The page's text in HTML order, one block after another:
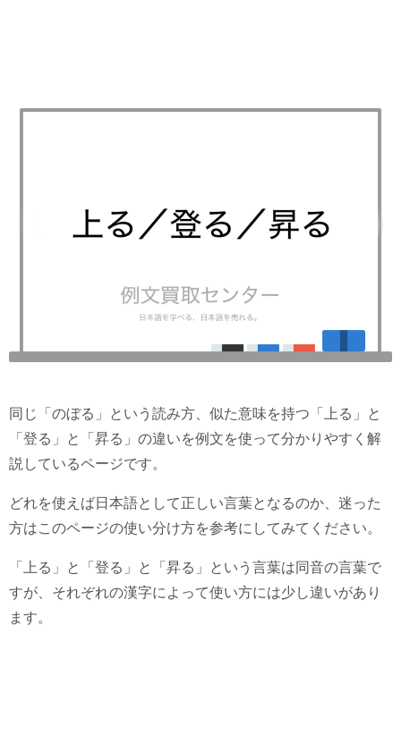
同じ「のぼる」という読み方、似た意味を持つ「上る」と
「登る」と「昇る」の違いを例文を使って分かりやすく解
説しているページです。
どれを使えば日本語として正しい言葉となるのか、迷った
方はこのページの使い分け方を参考にしてみてください。
「上る」と「登る」と「昇る」という言葉は同音の言葉で
すが、それぞれの漢字によって使い方には少し違いがあり
ます。